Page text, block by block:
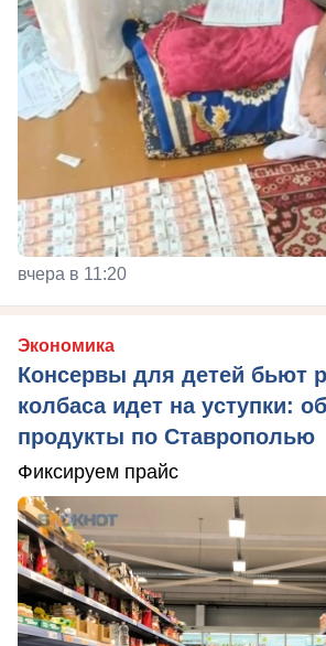
вчера в 11:20
Экономика
Консервы для детей бьют
колбаса идет на уступки:
продукты по Ставрополью
Фиксируем прайс